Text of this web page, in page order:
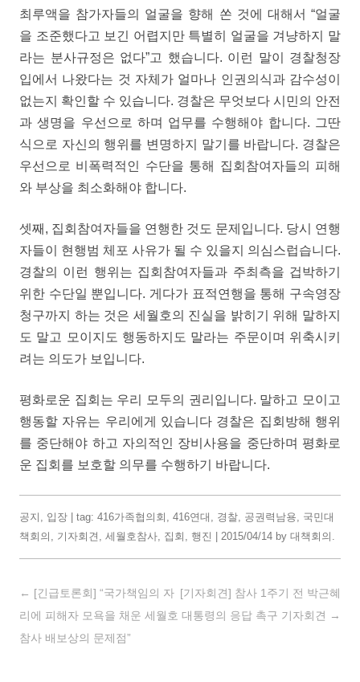
최루액을 참가자들의 얼굴을 향해 쏜 것에 대해서 “얼굴
을 조준했다고 보긴 어렵지만 특별히 얼굴을 겨냥하지 말
라는 분사규정은 없다”고 했습니다. 이런 말이 경찰청장
입에서 나왔다는 것 자체가 얼마나 인권의식과 감수성이
없는지 확인할 수 있습니다. 경찰은 무엇보다 시민의 안전
과 생명을 우선으로 하며 업무를 수행해야 합니다. 그딴
식으로 자신의 행위를 변명하지 말기를 바랍니다. 경찰은
우선으로 비폭력적인 수단을 통해 집회참여자들의 피해
와 부상을 최소화해야 합니다.
셋째, 집회참여자들을 연행한 것도 문제입니다. 당시 연행
자들이 현행범 체포 사유가 될 수 있을지 의심스럽습니다.
경찰의 이런 행위는 집회참여자들과 주최측을 겁박하기
위한 수단일 뿐입니다. 게다가 표적연행을 통해 구속영장
청구까지 하는 것은 세월호의 진실을 밝히기 위해 말하지
도 말고 모이지도 행동하지도 말라는 주문이며 위축시키
려는 의도가 보입니다.
평화로운 집회는 우리 모두의 권리입니다. 말하고 모이고
행동할 자유는 우리에게 있습니다 경찰은 집회방해 행위
를 중단해야 하고 자의적인 장비사용을 중단하며 평화로
운 집회를 보호할 의무를 수행하기 바랍니다.
공지 , 입장 | tag: 416가족협의회 , 416연대 , 경찰, 공권력남용, 국민대
책회의 , 기자회견 , 세월호참사, 집회 , 행진 2015/04/14 by 대책회의 .
Post navigation
← [긴급토론회] “국가책임의 자
리에 피해자 모욕을 채운 세월호
참사 배보상의 문제점”
[기자회견] 참사 1주기 전 박근혜
대통령의 응답 촉구 기자회견 →